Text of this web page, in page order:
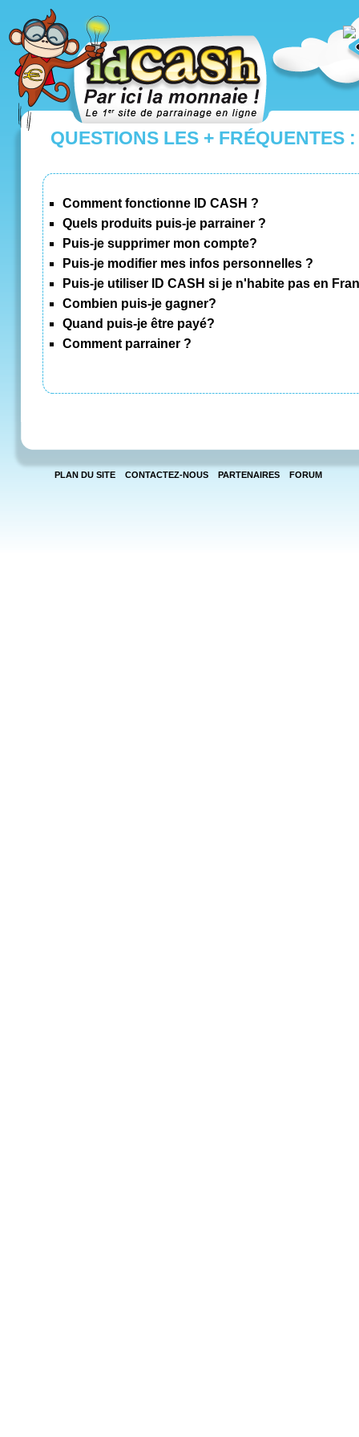
ID CASH PAR ICI LA MONNAIE
Le premier site de parrainage !
200 € pour le parrain, 50 € pour le filleul. Gagner
QUESTIONS LES + FRÉQUENTES :
Comment fonctionne ID CASH ?
Quels produits puis-je parrainer ?
Puis-je supprimer mon compte?
Puis-je modifier mes infos personnelles ?
Puis-je utiliser ID CASH si je n'habite pas en
Combien puis-je gagner?
Quand puis-je être payé?
Comment parrainer ?
PLAN DU SITE CONTACTEZ-NOUS PARTENAIRES FORUM